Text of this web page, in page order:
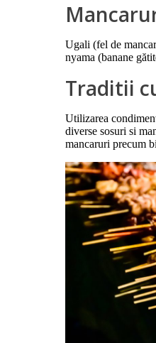
Ugali (fel de
nyama (banane
Traditii
Utilizarea
diverse sosuri si
mancaruri precum